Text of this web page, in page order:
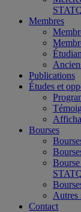
Membres
Publications
Études et
Bourses
Autres
Contact